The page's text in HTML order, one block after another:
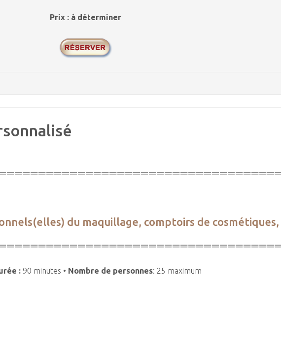
Prix : à déterminer
du maquillage, comptoirs de
: 90 minutes • Nombre de personnes: 25 maximum